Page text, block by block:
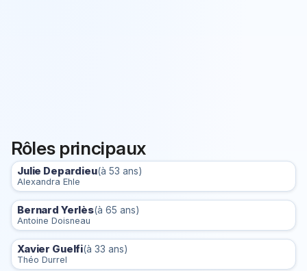
Rôles principaux
Julie Depardieu(à 53 ans)
Alexandra Ehle
Bernard Yerlès(à 65 ans)
Antoine Doisneau
Xavier Guelfi(à 33 ans)
Théo Durrel